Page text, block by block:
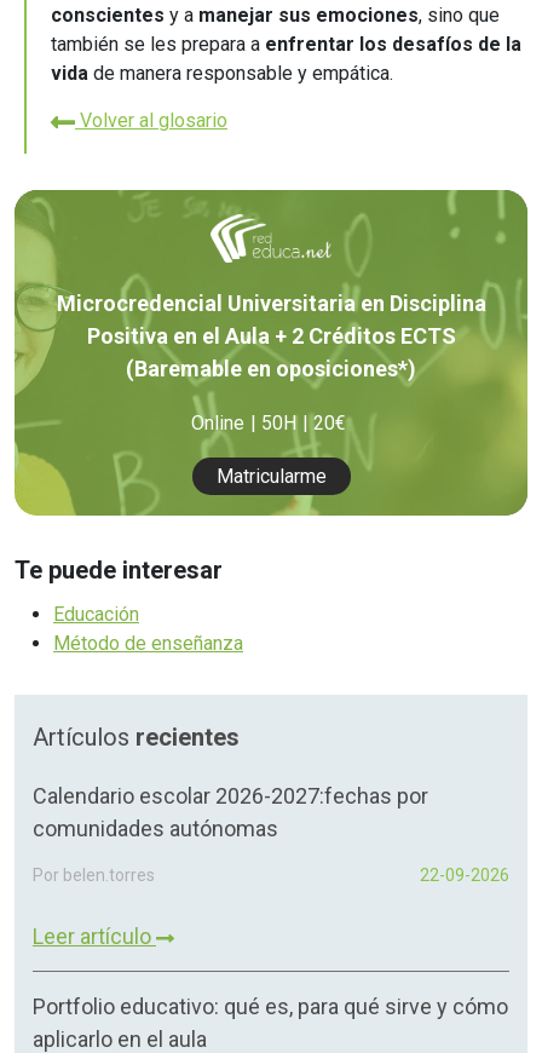
conscientes y a manejar sus emociones, sino que
también se les prepara a enfrentar los desafíos de la
vida de manera responsable y empática.
Volver al glosario
Microcredencial Universitaria en Disciplina
Positiva en el Aula + 2 Créditos ECTS
(Baremable en oposiciones*)
Online 50H 20€
Matricularme
Te puede interesar
Educación
Método de enseñanza
Artículos recientes
Calendario escolar 2026-2027:fechas por
comunidades autónomas
Por belen.torres 22-09-2026
Leer artículo
Portfolio educativo: qué es, para qué sirve y cómo
aplicarlo en el aula